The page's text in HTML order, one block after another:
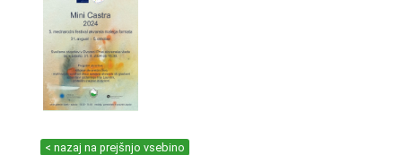
< nazaj na prejšnjo vsebino